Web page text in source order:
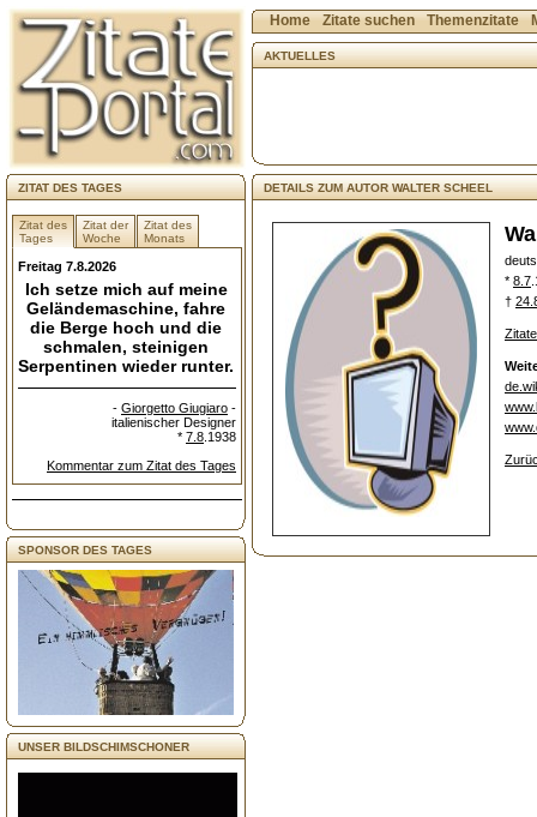
ZITAT DES TAGES
Zitat des
Tages
Zitat der
Woche
Zitat des
Monats
Freitag 7.8.2026
Ich setze mich auf meine
Geländemaschine, fahre
die Berge hoch und die
schmalen, steinigen
Serpentinen wieder runter.
- Giorgetto Giugiaro -
italienischer Designer
* 7.8 .1938
Kommentar zum Zitat des Tages
SPONSOR DES TAGES
UNSER BILDSCHIMSCHONER
Home Zitate suchen Themenzitate
AKTUELLES
DETAILS ZUM AUTOR WALTER SCHEEL
* 8.7
†